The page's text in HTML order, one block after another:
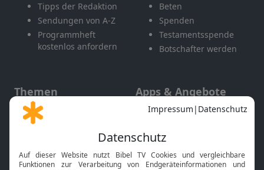
Tipps der Redaktion
Sendungen von A-Z
Programmheft
kostenlos anfordern
Beten
Spenden
Testamentsspende
Botschafter werden
Themen
Gott und Bibel erklärt
Neuigkeiten
Apps & Angebote
Mobile App
Smart TV